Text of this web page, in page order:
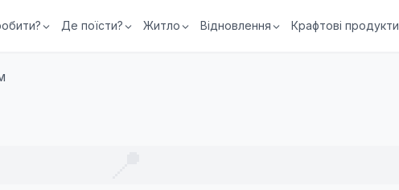
Де поїсти? Житло Відновлення Крафтові продукти